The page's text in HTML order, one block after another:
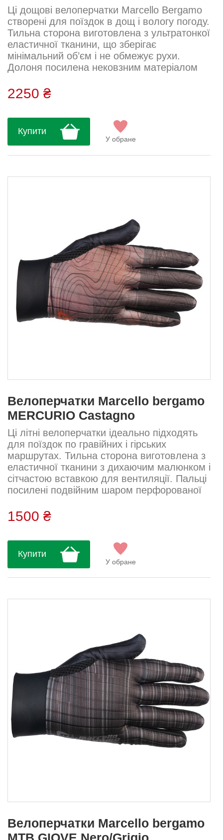
Ці дощові велоперчатки Marcello Bergamo
створені для поїздок в дощ і вологу погоду.
Тильна сторона виготовлена з ультратонкої
еластичної тканини, що зберігає
мінімальний об’єм і не обмежує рухи.
Долоня посилена нековзним матеріалом
кермі. Світловідбивні аплікації з боків
підвищують безпеку у темну пору. Манжета
фіксацію. Тканина: Mizurina Склад: 82%
поліамід, 18% еластан...
2250 ₴
Купити
У обране
Велоперчатки Marcello bergamo
MERCURIO Castagno
Ці літні велоперчатки ідеально підходять
для поїздок по гравійних і гірських
маршрутах. Тильна сторона виготовлена з
еластичної тканини з дихаючим малюнком і
сітчастою вставкою для вентиляції. Пальці
посилені подвійним шаром перфорованої
Ладонь — з нековзкої тканини з м’якою
підкладкою в зонах тиску. М’яка манжета
Склад: 82% поліамід, 18% еластан...
1500 ₴
Купити
У обране
Велоперчатки Marcello bergamo